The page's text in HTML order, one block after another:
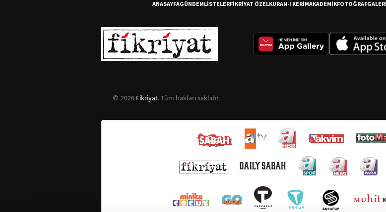
ANASAYFAGÜNDEMLİSTELERFİKRİYAT ÖZELKURAN-I KERİMAKADEMİKFOTOĞRAFGALERİ
2026 Fikriyat. Tüm hakları saklıdır.